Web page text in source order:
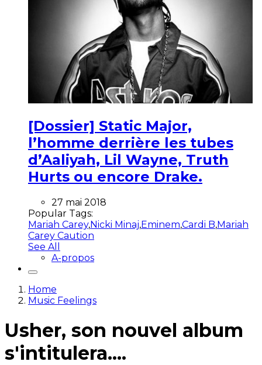
[Dossier] Static Major,
l’homme derrière les tubes
d’Aaliyah, Lil Wayne, Truth
Hurts ou encore Drake.
27 mai 2018
Popular Tags:
Mariah Carey,Nicki Minaj,Eminem,Cardi B,Mariah
Carey Caution
See All
A-propos
Home
Music Feelings
Usher, son nouvel album
s'intitulera....